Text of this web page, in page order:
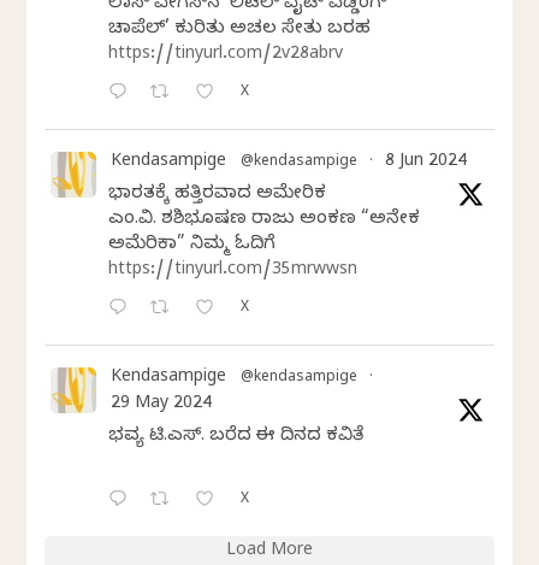
ಚಾಪೆಲ್’ ಕುರಿತು ಅಚಲ ಸೇತು ಬರಹ
https://tinyurl.com/2v28abrv
X
Kendasampige @kendasampige · 8 Jun 2024
ಭಾರತಕ್ಕೆ ಹತ್ತಿರವಾದ ಅಮೇರಿಕ
ಎಂ.ವಿ. ಶಶಿಭೂಷಣ ರಾಜು ಅಂಕಣ “ಅನೇಕ
ಅಮೆರಿಕಾ” ನಿಮ್ಮ ಓದಿಗೆ
https://tinyurl.com/35mrwwsn
X
Kendasampige @kendasampige ·
29 May 2024
ಭವ್ಯ ಟಿ.ಎಸ್. ಬರೆದ ಈ ದಿನದ ಕವಿತೆ
X
Load More